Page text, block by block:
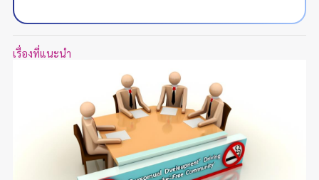
เรื่องที่แนะนำ